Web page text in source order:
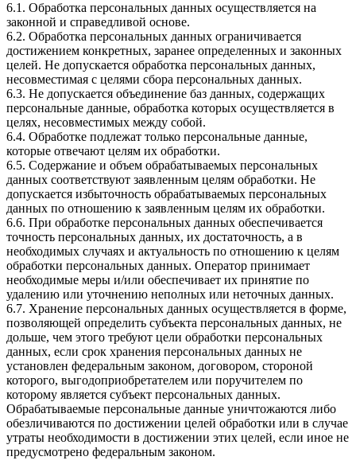
6.1. Обработка персональных данных осуществляется на
законной и справедливой основе.
6.2. Обработка персональных данных ограничивается
достижением конкретных, заранее определенных и законных
целей. Не допускается обработка персональных данных,
несовместимая с целями сбора персональных данных.
6.3. Не допускается объединение баз данных, содержащих
персональные данные, обработка которых осуществляется в
целях, несовместимых между собой.
6.4. Обработке подлежат только персональные данные,
которые отвечают целям их обработки.
6.5. Содержание и объем обрабатываемых персональных
данных соответствуют заявленным целям обработки. Не
допускается избыточность обрабатываемых персональных
данных по отношению к заявленным целям их обработки.
6.6. При обработке персональных данных обеспечивается
точность персональных данных, их достаточность, а в
необходимых случаях и актуальность по отношению к целям
обработки персональных данных. Оператор принимает
необходимые меры и/или обеспечивает их принятие по
удалению или уточнению неполных или неточных данных.
6.7. Хранение персональных данных осуществляется в форме,
позволяющей определить субъекта персональных данных, не
дольше, чем этого требуют цели обработки персональных
данных, если срок хранения персональных данных не
установлен федеральным законом, договором, стороной
которого, выгодоприобретателем или поручителем по
которому является субъект персональных данных.
Обрабатываемые персональные данные уничтожаются либо
обезличиваются по достижении целей обработки или в случае
утраты необходимости в достижении этих целей, если иное не
предусмотрено федеральным законом.